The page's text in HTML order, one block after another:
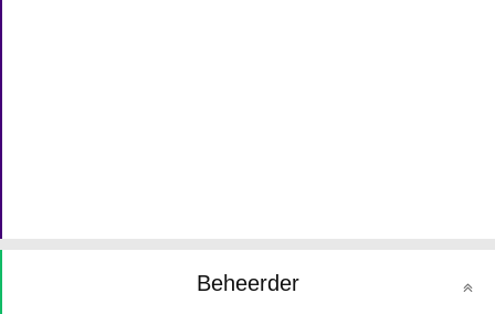
Beheerder